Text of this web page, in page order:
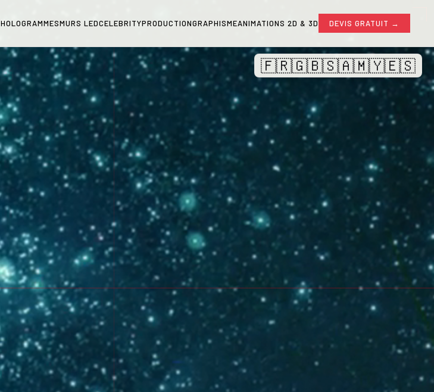
HOLOGRAMMESMURS LEDCELEBRITYPRODUCTIONGRAPHISMEANIMATIONS 2D & 3D DEVIS GRATUIT →
🇫🇷🇬🇧🇸🇦🇲🇾🇪🇸